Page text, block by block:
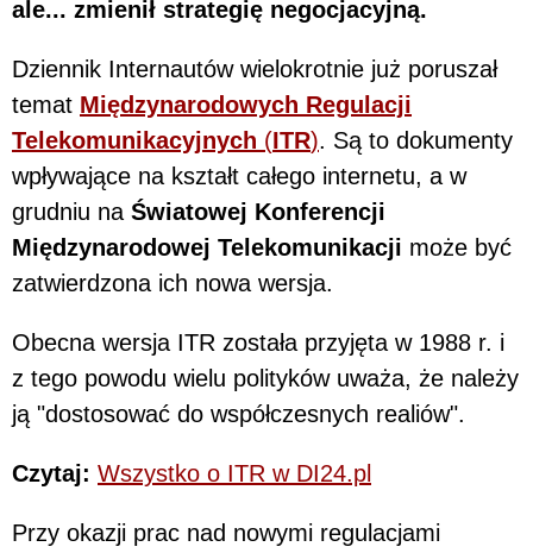
ale... zmienił strategię negocjacyjną.
Dziennik Internautów wielokrotnie już poruszał
temat Międzynarodowych Regulacji
Telekomunikacyjnych (ITR). Są to dokumenty
wpływające na kształt całego internetu, a w
grudniu na Światowej Konferencji
Międzynarodowej Telekomunikacji może być
zatwierdzona ich nowa wersja.
Obecna wersja ITR została przyjęta w 1988 r. i
z tego powodu wielu polityków uważa, że należy
ją "dostosować do współczesnych realiów".
Czytaj: Wszystko o ITR w DI24.pl
Przy okazji prac nad nowymi regulacjami